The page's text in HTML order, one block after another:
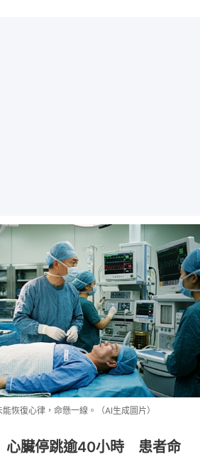
恢復心律，命懸一線。（AI生成圖片）
臟停跳逾40小時 患者命